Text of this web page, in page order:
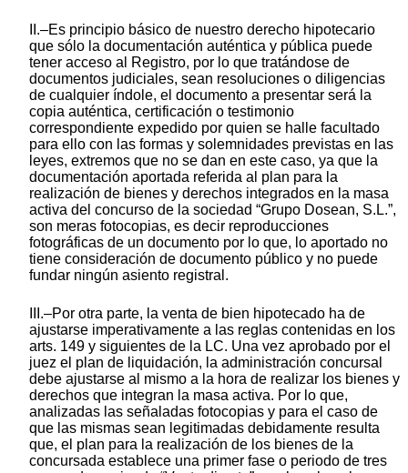
II.–Es principio básico de nuestro derecho hipotecario
que sólo la documentación auténtica y pública puede
tener acceso al Registro, por lo que tratándose de
documentos judiciales, sean resoluciones o diligencias
de cualquier índole, el documento a presentar será la
copia auténtica, certificación o testimonio
correspondiente expedido por quien se halle facultado
para ello con las formas y solemnidades previstas en las
leyes, extremos que no se dan en este caso, ya que la
documentación aportada referida al plan para la
realización de bienes y derechos integrados en la masa
activa del concurso de la sociedad “Grupo Dosean, S.L.”,
son meras fotocopias, es decir reproducciones
fotográficas de un documento por lo que, lo aportado no
tiene consideración de documento público y no puede
fundar ningún asiento registral.
III.–Por otra parte, la venta de bien hipotecado ha de
ajustarse imperativamente a las reglas contenidas en los
arts. 149 y siguientes de la LC. Una vez aprobado por el
juez el plan de liquidación, la administración concursal
debe ajustarse al mismo a la hora de realizar los bienes y
derechos que integran la masa activa. Por lo que,
analizadas las señaladas fotocopias y para el caso de
que las mismas sean legitimadas debidamente resulta
que, el plan para la realización de los bienes de la
concursada establece una primer fase o periodo de tres